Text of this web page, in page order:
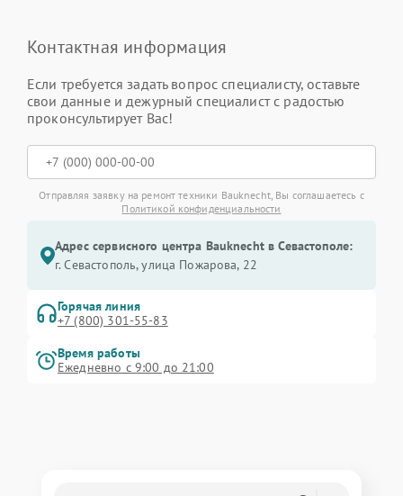
Контактная информация
Если требуется задать вопрос специалисту, оставьте
свои данные и дежурный специалист с радостью
проконсультирует Вас!
Отправляя заявку на ремонт техники Bauknecht, Вы соглашаетесь с
Политикой конфиденциальности
Адрес сервисного центра Bauknecht в Севастополе:
г. Севастополь, улица Пожарова, 22
Горячая линия
+7 (800) 301-55-83
Время работы
Ежедневно с 9:00 до 21:00